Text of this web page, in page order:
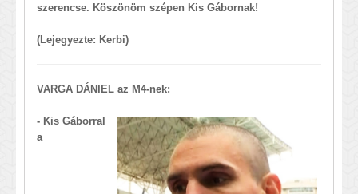
szerencse. Köszönöm szépen Kis Gábornak!
(Lejegyezte: Kerbi)
VARGA DÁNIEL az M4-nek:
- Kis Gáborral
a